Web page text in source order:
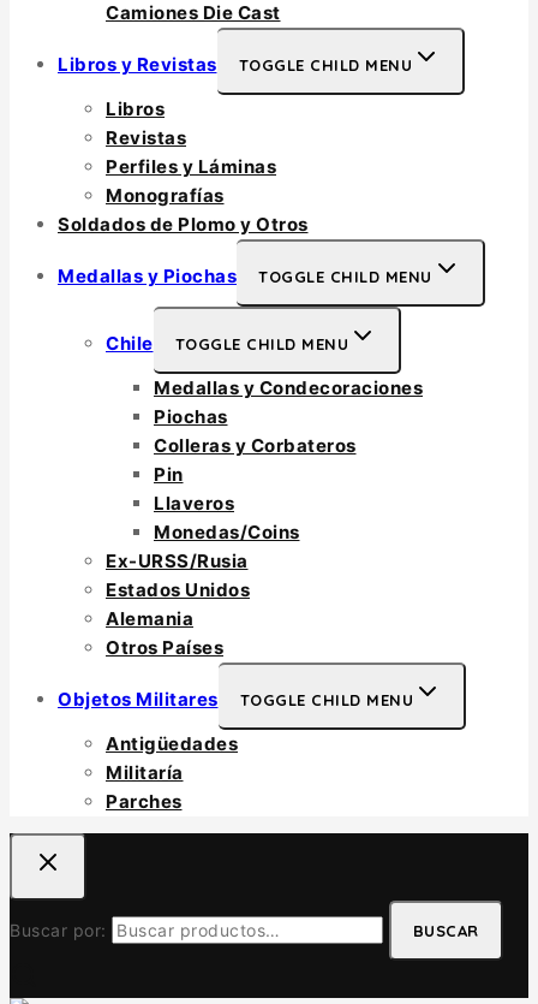
Camiones Die Cast
Libros y Revistas TOGGLE CHILD MENU
Libros
Revistas
Perfiles y Láminas
Monografías
Soldados de Plomo y Otros
Medallas y Piochas TOGGLE CHILD MENU
Chile TOGGLE CHILD MENU
Medallas y Condecoraciones
Piochas
Colleras y Corbateros
Pin
Llaveros
Monedas/Coins
Ex-URSS/Rusia
Estados Unidos
Alemania
Otros Países
Objetos Militares TOGGLE CHILD MENU
Antigüedades
Militaría
Parches
Buscar por: BUSCAR